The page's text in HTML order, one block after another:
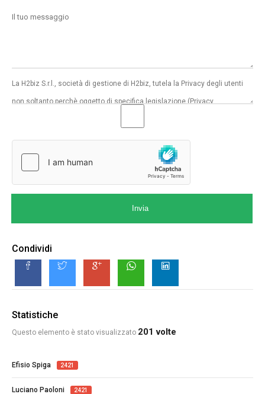
Invia
Condividi
Statistiche
Questo elemento è stato visualizzato 201 volte
Efisio Spiga 2421
Luciano Paoloni 2421